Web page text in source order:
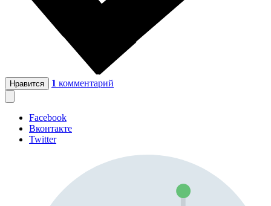
Нравится 1 комментарий
Facebook
Вконтакте
Twitter